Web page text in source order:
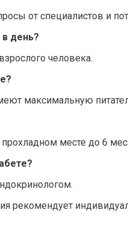
от специалистов и
день?
человека.
максимальную
месте до 6
рекомендует